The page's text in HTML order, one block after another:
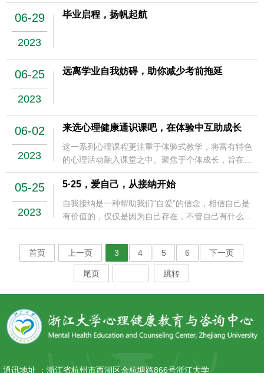
06-29
2023
毕业启程，扬帆起航
06-25
2023
远离学业自我妨碍，助你减少考前拖延
06-02
2023
来选心理健康通识课吧，在体验中互助成长
这一系列心理课程更注重于体验式教学，将富有特色
的心理活动融入课堂之中。聚焦于个体成长，旨在帮
助同学们更深地向内看见自己、更有爱地建立与体悟
关系、更主动地创造幸福生活。
05-25
2023
5·25，爱自己，从接纳开始
自我接纳是一种帮助我们“自爱”的信念，相信自己是
有价值的，仅仅是因为自己存在，不管自己有什么缺
点。如何做到自我接纳呢？我们可以从自我接纳的三
个方面来进行：接纳自己的身体、接纳自己的外部行
为以及接纳自己的内在品质。
首页 上一页 3 4 5 6 下一页
尾页 跳转
通讯地址 ： 浙江省杭州市西湖区余杭塘路866号浙江大学